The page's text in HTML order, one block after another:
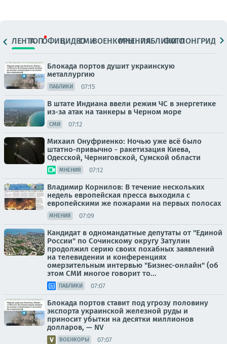
ЛЕНТАТОПОФИЦ.ВИДЕОСМИВОЕНКОРЫМНЕНИЯПАБЛИКИ
ФОТОЛОНГРИДЫ
Блокада портов душит украинскую
металлургию
ПАБЛИКИ 07:15
В штате Индиана ввели режим ЧС в энергетике
из-за атак на танкеры в Черном море
СМИ 07:12
Михаил Онуфриенко: Ночью уже всё было
штатно-привычно - ракетизация Киева,
Одесской, Черниговской, Сумской области
МНЕНИЯ 07:12
Владимир Корнилов: В течение нескольких
недель европейская пресса выходила с
европейскими же пожарами на первых полосах
МНЕНИЯ 07:09
Кандидат в одномандатные депутаты от "Единой
России" по Сочинскому округу Затулин
продолжил серию своих похабных заявлений
на телевидении и конференциях
омерзительным интервью "Бизнес-онлайн" (об
этом СМИ многое говорит то...
ПАБЛИКИ 07:07
Блокада портов ставит под угрозу половину
экспорта украинской железной руды и
приносит убытки на десятки миллионов
долларов, — NV
ВОЕНКОРЫ 07:07